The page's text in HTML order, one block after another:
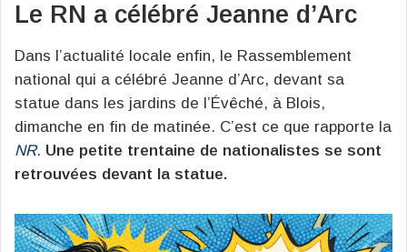
Le RN a célébré Jeanne d’Arc
Dans l’actualité locale enfin, le Rassemblement
national qui a célébré Jeanne d’Arc, devant sa
statue dans les jardins de l’Évêché, à Blois,
dimanche en fin de matinée. C’est ce que rapporte la
NR. Une petite trentaine de nationalistes se sont
retrouvées devant la statue.